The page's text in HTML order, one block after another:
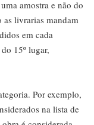
amostra e não do
livrarias mandam
em cada
15º lugar,
Por exemplo,
na lista de